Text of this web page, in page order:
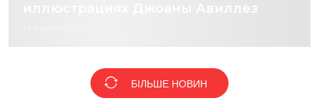
иллюстрациях Джоаны Авиллез
БІЛЬШЕ НОВИН